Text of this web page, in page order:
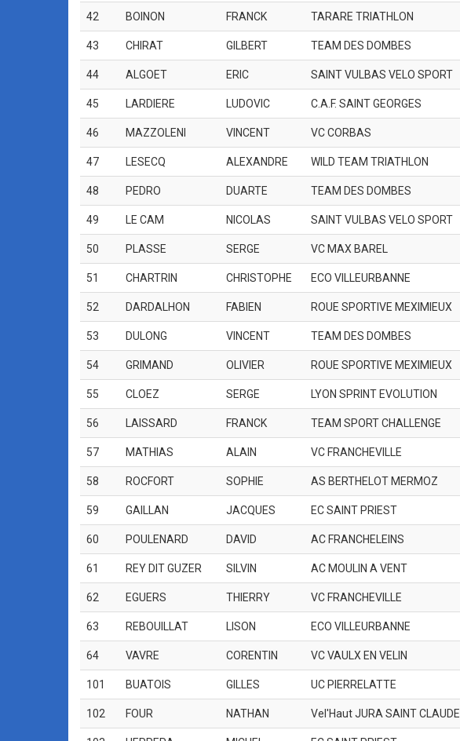
42 BOINON FRANCK TARARE TRIATHLON
43 CHIRAT GILBERT TEAM DES DOMBES
44 ALGOET ERIC SAINT VULBAS VELO SPORT
45 LARDIERE LUDOVIC C.A.F. SAINT GEORGES
46 MAZZOLENI VINCENT VC CORBAS
47 LESECQ ALEXANDRE WILD TEAM TRIATHLON
48 PEDRO DUARTE TEAM DES DOMBES
49 LE CAM NICOLAS SAINT VULBAS VELO SPORT
50 PLASSE SERGE VC MAX BAREL
51 CHARTRIN CHRISTOPHE ECO VILLEURBANNE
52 DARDALHON FABIEN ROUE SPORTIVE MEXIMIEUX
53 DULONG VINCENT TEAM DES DOMBES
54 GRIMAND OLIVIER ROUE SPORTIVE MEXIMIEUX
55 CLOEZ SERGE LYON SPRINT EVOLUTION
56 LAISSARD FRANCK TEAM SPORT CHALLENGE
57 MATHIAS ALAIN VC FRANCHEVILLE
58 ROCFORT SOPHIE AS BERTHELOT MERMOZ
59 GAILLAN JACQUES EC SAINT PRIEST
60 POULENARD DAVID AC FRANCHELEINS
61 REY DIT GUZER SILVIN AC MOULIN A VENT
62 EGUERS THIERRY VC FRANCHEVILLE
63 REBOUILLAT LISON ECO VILLEURBANNE
64 VAVRE CORENTIN VC VAULX EN VELIN
101 BUATOIS GILLES UC PIERRELATTE
102 FOUR NATHAN Vel'Haut JURA SAINT CLAUDE